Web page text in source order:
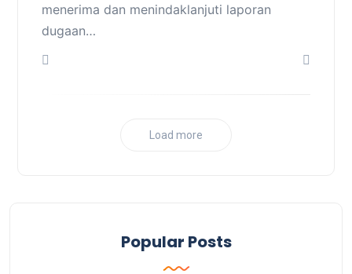
menerima dan menindaklanjuti laporan
dugaan…
Load more
Popular Posts